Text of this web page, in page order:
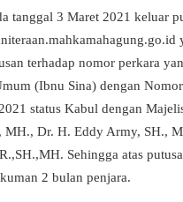
tanggal 3 Maret 2021 keluar
terhadap nomor perkara
(Ibnu Sina) dengan
status Kabul dengan
MH., Dr. H. Eddy Army, SH.,
Sehingga atas
2 bulan penjara.